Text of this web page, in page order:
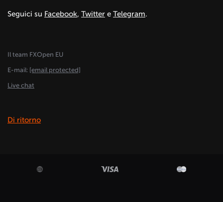
Seguici su Facebook, Twitter e Telegram.
Il team FXOpen EU
E-mail: [email protected]
Live chat
Di ritorno